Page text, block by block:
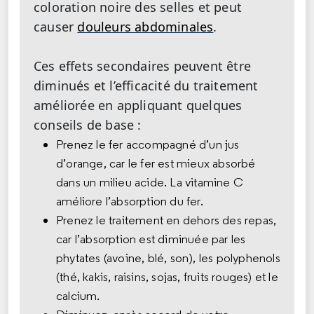
coloration noire des selles et peut
causer douleurs abdominales.
Ces effets secondaires peuvent être
diminués et l’efficacité du traitement
améliorée en appliquant quelques
conseils de base :
Prenez le fer accompagné d’un jus
d’orange, car le fer est mieux absorbé
dans un milieu acide. La vitamine C
améliore l’absorption du fer.
Prenez le traitement en dehors des repas,
car l’absorption est diminuée par les
phytates (avoine, blé, son), les polyphenols
(thé, kakis, raisins, sojas, fruits rouges) et le
calcium.